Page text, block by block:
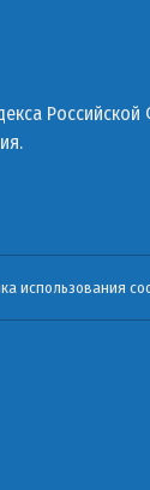
использования